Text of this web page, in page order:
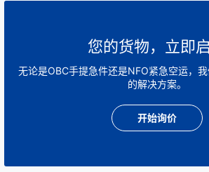
您的货物，立即
无论是OBC手提急件还是NFO紧急空运，
的解决方案。
开始询价